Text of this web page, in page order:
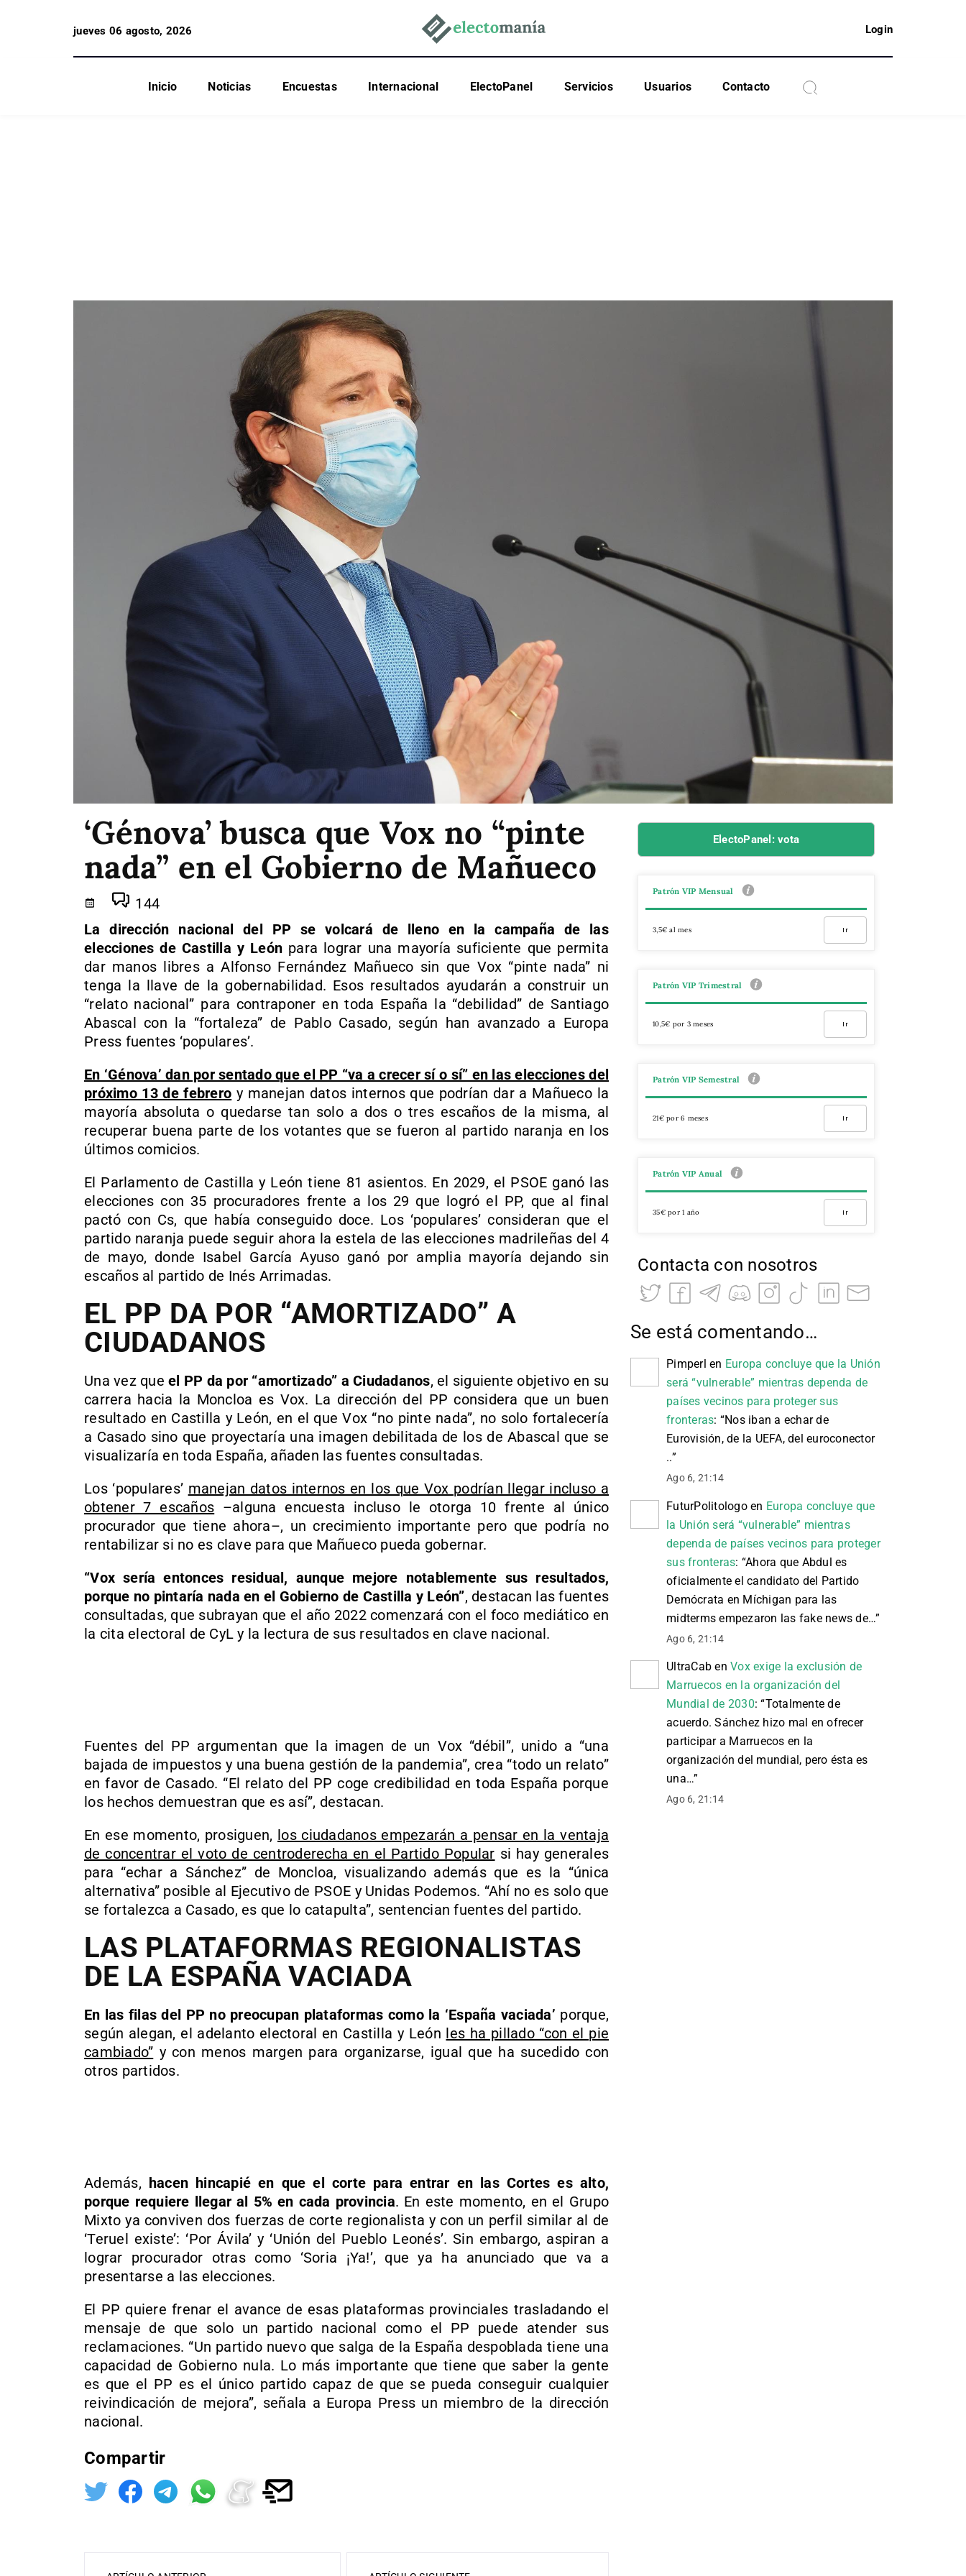
jueves 06 agosto, 2026 Login
Inicio Noticias Encuestas Internacional ElectoPanel Servicios Usuarios Contacto
‘Génova’ busca que Vox no “pinte
nada” en el Gobierno de Mañueco
144
La dirección nacional del PP se volcará de lleno en la campaña de las
elecciones de Castilla y León para lograr una mayoría suficiente que permita
dar manos libres a Alfonso Fernández Mañueco sin que Vox “pinte nada” ni
tenga la llave de la gobernabilidad. Esos resultados ayudarán a construir un
“relato nacional” para contraponer en toda España la “debilidad” de Santiago
Abascal con la “fortaleza” de Pablo Casado, según han avanzado a Europa
Press fuentes ‘populares’.
En ‘Génova’ dan por sentado que el PP “va a crecer sí o sí” en las elecciones del
próximo 13 de febrero y manejan datos internos que podrían dar a Mañueco la
mayoría absoluta o quedarse tan solo a dos o tres escaños de la misma, al
recuperar buena parte de los votantes que se fueron al partido naranja en los
últimos comicios.
El Parlamento de Castilla y León tiene 81 asientos. En 2029, el PSOE ganó las
elecciones con 35 procuradores frente a los 29 que logró el PP, que al final
pactó con Cs, que había conseguido doce. Los ‘populares’ consideran que el
partido naranja puede seguir ahora la estela de las elecciones madrileñas del 4
de mayo, donde Isabel García Ayuso ganó por amplia mayoría dejando sin
escaños al partido de Inés Arrimadas.
EL PP DA POR “AMORTIZADO” A
CIUDADANOS
Una vez queel PP da por “amortizado” a Ciudadanos, el siguiente objetivo en su
carrera hacia la Moncloa es Vox. La dirección del PP considera que un buen
resultado en Castilla y León, en el que Vox “no pinte nada”, no solo fortalecería
a Casado sino que proyectaría una imagen debilitada de los de Abascal que se
visualizaría en toda España, añaden las fuentes consultadas.
Los ‘populares’ manejan datos internos en los que Vox podrían llegar incluso a
obtener 7 escaños –alguna encuesta incluso le otorga 10 frente al único
procurador que tiene ahora–, un crecimiento importante pero que podría no
rentabilizar si no es clave para que Mañueco pueda gobernar.
“Vox sería entonces residual, aunque mejore notablemente sus resultados,
porque no pintaría nada en el Gobierno de Castilla y León”, destacan las fuentes
consultadas, que subrayan que el año 2022 comenzará con el foco mediático en
la cita electoral de CyL y la lectura de sus resultados en clave nacional.
Fuentes del PP argumentan que la imagen de un Vox “débil”, unido a “una
bajada de impuestos y una buena gestión de la pandemia”, crea “todo un relato”
en favor de Casado. “El relato del PP coge credibilidad en toda España porque
los hechos demuestran que es así”, destacan.
En ese momento, prosiguen, los ciudadanos empezarán a pensar en la ventaja
de concentrar el voto de centroderecha en el Partido Popular si hay generales
para “echar a Sánchez” de Moncloa, visualizando además que es la “única
alternativa” posible al Ejecutivo de PSOE y Unidas Podemos. “Ahí no es solo que
se fortalezca a Casado, es que lo catapulta”, sentencian fuentes del partido.
LAS PLATAFORMAS REGIONALISTAS
DE LA ESPAÑA VACIADA
En las filas del PP no preocupan plataformas como la ‘España vaciada’ porque,
según alegan, el adelanto electoral en Castilla y León les ha pillado “con el pie
cambiado” y con menos margen para organizarse, igual que ha sucedido con
otros partidos.
Además, hacen hincapié en que el corte para entrar en las Cortes es alto,
porque requiere llegar al 5% en cada provincia. En este momento, en el Grupo
Mixto ya conviven dos fuerzas de corte regionalista y con un perfil similar al de
‘Teruel existe’: ‘Por Ávila’ y ‘Unión del Pueblo Leonés’. Sin embargo, aspiran a
lograr procurador otras como ‘Soria ¡Ya!’, que ya ha anunciado que va a
presentarse a las elecciones.
El PP quiere frenar el avance de esas plataformas provinciales trasladando el
mensaje de que solo un partido nacional como el PP puede atender sus
reclamaciones. “Un partido nuevo que salga de la España despoblada tiene una
capacidad de Gobierno nula. Lo más importante que tiene que saber la gente
es que el PP es el único partido capaz de que se pueda conseguir cualquier
reivindicación de mejora”, señala a Europa Press un miembro de la dirección
nacional.
Compartir
ElectoPanel: vota
Patrón VIP Mensual
3,5€ al mes Ir
Patrón VIP Trimestral
10,5€ por 3 meses Ir
Patrón VIP Semestral
21€ por 6 meses Ir
Patrón VIP Anual
35€ por 1 año Ir
Contacta con nosotros
Se está comentando…
Pimperl en Europa concluye que la Unión
será “vulnerable” mientras dependa de
países vecinos para proteger sus
fronteras: “Nos iban a echar de
Eurovisión, de la UEFA, del euroconector
..”
Ago 6, 21:14
FuturPolitologoen Europa concluye que
la Unión será “vulnerable” mientras
dependa de países vecinos para proteger
sus fronteras: “Ahora que Abdul es
oficialmente el candidato del Partido
Demócrata en Míchigan para las
midterms empezaron las fake news de…”
Ago 6, 21:14
UltraCab en Vox exige la exclusión de
Marruecos en la organización del
Mundial de 2030: “Totalmente de
acuerdo. Sánchez hizo mal en ofrecer
participar a Marruecos en la
organización del mundial, pero ésta es
una…”
Ago 6, 21:14